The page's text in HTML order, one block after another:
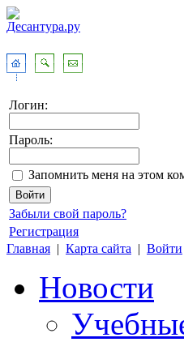
Логин:
Пароль:
Запомнить меня на этом
Забыли свой пароль?
Регистрация
Главная | Карта сайта | Войти
Новости